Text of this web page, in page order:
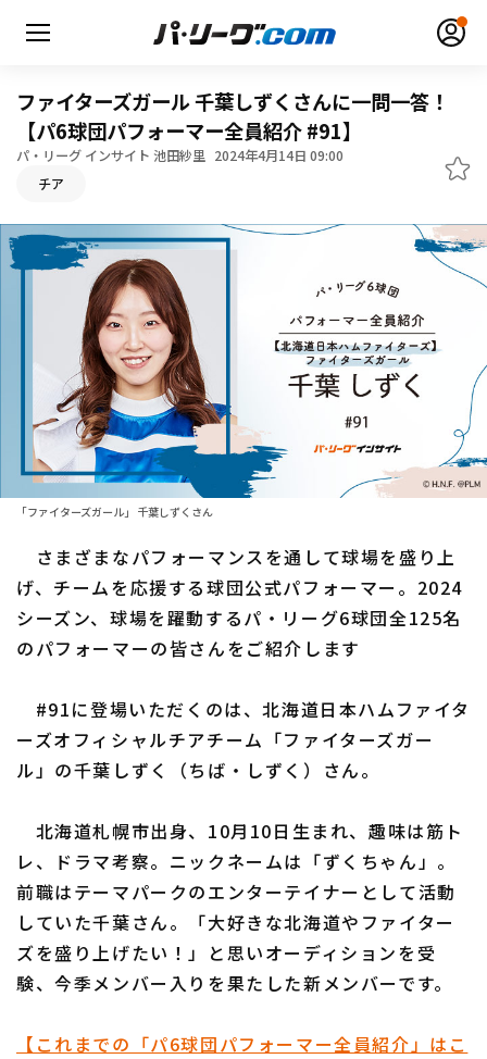
HOME
日程・結果
順位表･成績
1軍公式戦
ファーム東地区
ファーム西地区
交流戦
選手名鑑
選手名鑑トップ
北海道日本ハムファイターズ
東北楽天ゴールデンイーグルス
埼玉西武ライオンズ
千葉ロッテマリーンズ
オリックス・バファローズ
ニュース
ファイターズガール 千葉しずくさんに一問一答！
【パ6球団パフォーマー全員紹介 #91】
パ・リーグ インサイト 池田紗里 2024年4月14日 09:00
チア
「ファイターズガール」 千葉しずくさん
さまざまなパフォーマンスを通して球場を盛り上
げ、チームを応援する球団公式パフォーマー。2024
シーズン、球場を躍動するパ・リーグ6球団全125名
のパフォーマーの皆さんをご紹介します
#91に登場いただくのは、北海道日本ハムファイタ
ーズオフィシャルチアチーム「ファイターズガー
ル」の千葉しずく（ちば・しずく）さん。
北海道札幌市出身、10月10日生まれ、趣味は筋ト
レ、ドラマ考察。ニックネームは「ずくちゃん」。
前職はテーマパークのエンターテイナーとして活動
していた千葉さん。「大好きな北海道やファイター
ズを盛り上げたい！」と思いオーディションを受
験、今季メンバー入りを果たした新メンバーです。
【これまでの「パ6球団パフォーマー全員紹介」はこ